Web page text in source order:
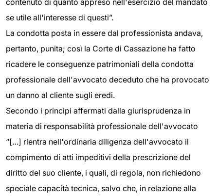
se utile all'interesse di questi”.
La condotta posta in essere dal professionista andava,
pertanto, punita; così la Corte di Cassazione ha fatto
ricadere le conseguenze patrimoniali della condotta
professionale dell'avvocato deceduto che ha provocato
un danno al cliente sugli eredi.
Secondo i principi affermati dalla giurisprudenza in
materia di responsabilità professionale dell'avvocato
“[…] rientra nell'ordinaria diligenza dell'avvocato il
compimento di atti impeditivi della prescrizione del
diritto del suo cliente, i quali, di regola, non richiedono
speciale capacità tecnica, salvo che, in relazione alla